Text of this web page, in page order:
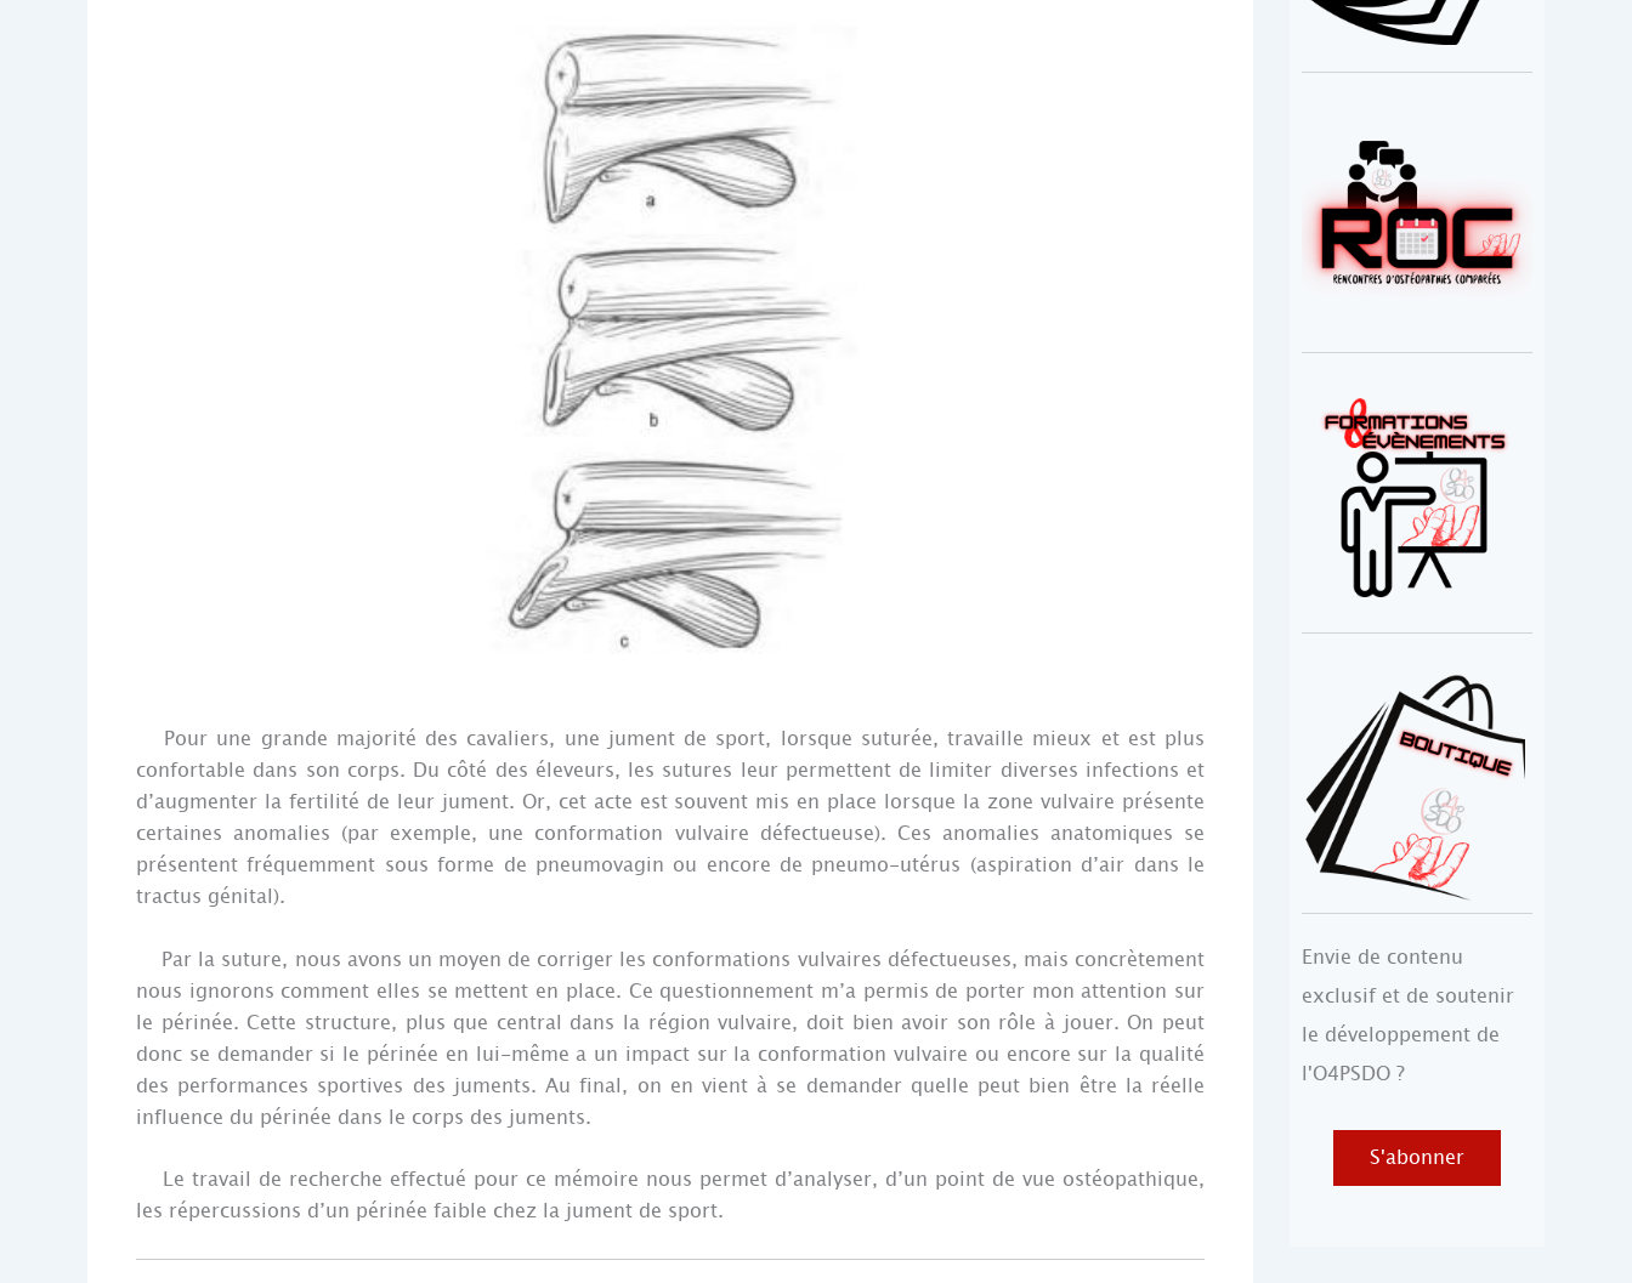
Pour une grande majorité des cavaliers, une jument de sport, lorsque suturée, travaille mieux et est plus
confortable dans son corps. Du côté des éleveurs, les sutures leur permettent de limiter diverses infections et
d’augmenter la fertilité de leur jument. Or, cet acte est souvent mis en place lorsque la zone vulvaire présente
certaines anomalies (par exemple, une conformation vulvaire défectueuse). Ces anomalies anatomiques se
présentent fréquemment sous forme de pneumovagin ou encore de pneumo-utérus (aspiration d’air dans le
tractus génital).
Par la suture, nous avons un moyen de corriger les conformations vulvaires défectueuses, mais concrètement
nous ignorons comment elles se mettent en place. Ce questionnement m’a permis de porter mon attention sur
le périnée. Cette structure, plus que central dans la région vulvaire, doit bien avoir son rôle à jouer. On peut
donc se demander si le périnée en lui-même a un impact sur la conformation vulvaire ou encore sur la qualité
des performances sportives des juments. Au final, on en vient à se demander quelle peut bien être la réelle
influence du périnée dans le corps des juments.
Le travail de recherche effectué pour ce mémoire nous permet d’analyser, d’un point de vue ostéopathique,
les répercussions d’un périnée faible chez la jument de sport.
Envie de contenu
exclusif et de soutenir
le développement de
l'O4PSDO ?
S'abonner